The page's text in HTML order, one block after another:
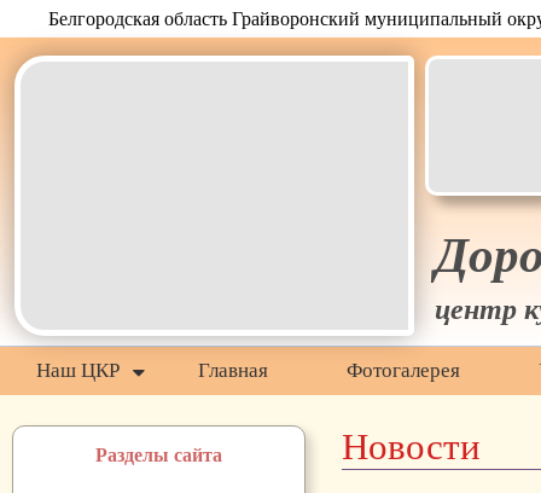
Белгородская область Грайворонский муниципальный
центр
Наш ЦКР Главная Фотогалерея
Разделы сайта Новости